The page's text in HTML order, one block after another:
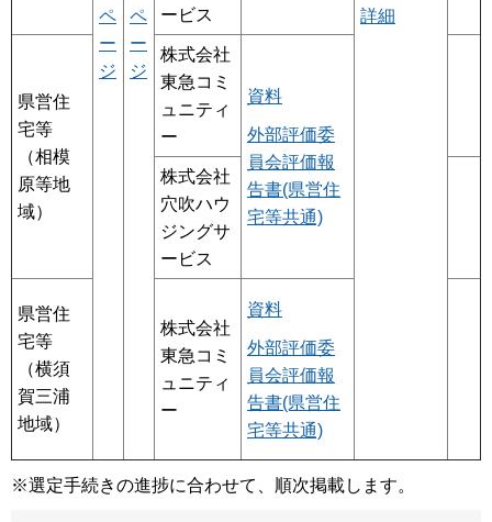
ペ
ー
ジ
ペ
ー
ジ
詳細
ービス
県営住
宅等
（相模
原等地
域）
株式会社
東急コミ
ュニティ
ー
資料
外部評価委
員会評価報
告書(県営住
宅等共通)
株式会社
穴吹ハウ
ジングサ
ービス
県営住
宅等
（横須
賀三浦
地域）
株式会社
東急コミ
ュニティ
ー
資料
外部評価委
員会評価報
告書(県営住
宅等共通)
※選定手続きの進捗に合わせて、順次掲載します。